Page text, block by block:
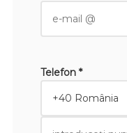
Telefon *